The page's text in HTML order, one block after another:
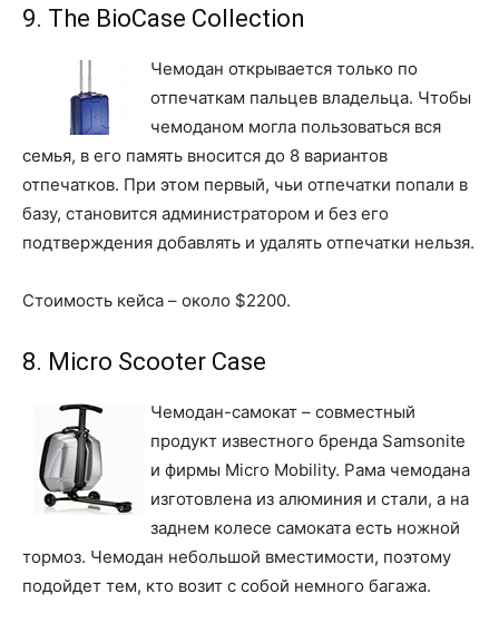
9. The BioCase Collection
Чемодан открывается только по
отпечаткам пальцев владельца. Чтобы
чемоданом могла пользоваться вся
семья, в его память вносится до 8 вариантов
отпечатков. При этом первый, чьи отпечатки попали в
базу, становится администратором и без его
подтверждения добавлять и удалять отпечатки нельзя.
Стоимость кейса – около $2200.
8. Micro Scooter Case
Чемодан-самокат – совместный
продукт известного бренда Samsonite
и фирмы Micro Mobility. Рама чемодана
изготовлена из алюминия и стали, а на
заднем колесе самоката есть ножной
тормоз. Чемодан небольшой вместимости, поэтому
подойдет тем, кто возит с собой немного багажа.